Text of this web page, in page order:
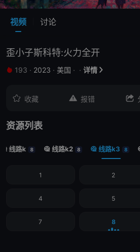
视频 讨论
歪小子斯科特:火力全开
 193 · 2023 · 美国 · · 详情 
 收藏  报错 
资源列表
 线路k 8 线路k2 8 线路k3 8
1 2
4 5
7 8